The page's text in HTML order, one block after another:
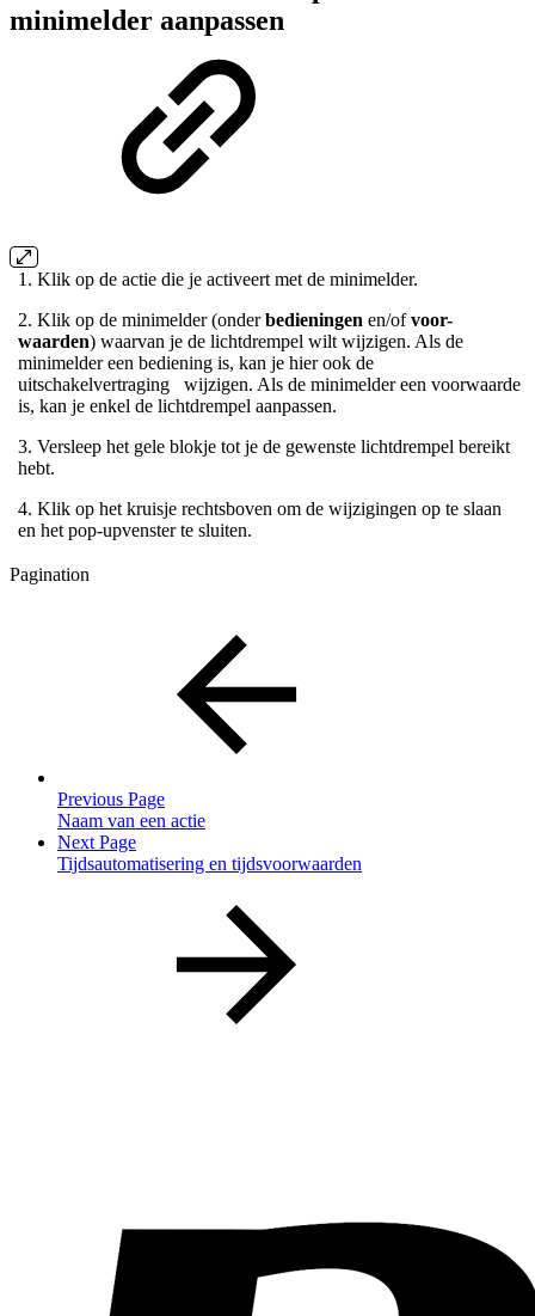
minimelder aanpassen
1. Klik op de actie die je activeert met de minimelder.
2. Klik op de minimelder (onderbedieningen en/ofvoor-
waarden) waarvan je de lichtdrempel wilt wijzigen. Als de
minimelder een bediening is, kan je hier ook de
uitschakelvertraging wijzigen. Als de minimelder een voorwaarde
is, kan je enkel de lichtdrempel aanpassen.
3. Versleep het gele blokje tot je de gewenste lichtdrempel bereikt
hebt.
4. Klik op het kruisje rechtsboven om de wijzigingen op te slaan
en het pop-upvenster te sluiten.
Pagination
Previous Page
Naam van een actie
Next Page
Tijdsautomatisering en tijdsvoorwaarden